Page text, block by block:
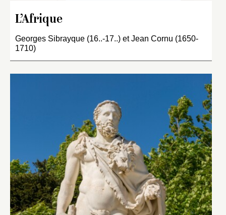
L’Afrique
Georges Sibrayque (16..-17..) et Jean Cornu (1650-
1710)